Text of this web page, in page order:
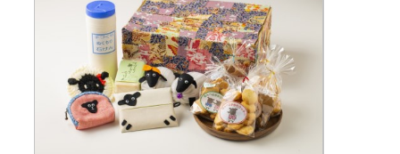
ふるさと納税の基礎知識